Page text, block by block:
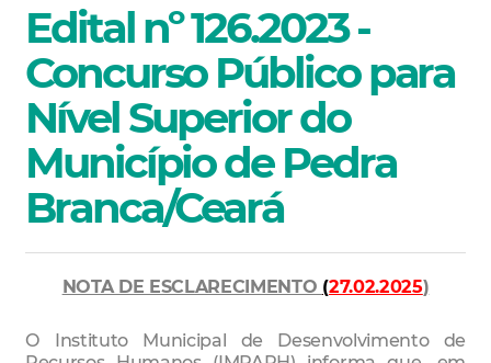
Edital nº 126.2023 -
Concurso Público para
Nível Superior do
Município de Pedra
Branca/Ceará
NOTA DE ESCLARECIMENTO (27.02.2025)
O Instituto Municipal de Desenvolvimento de